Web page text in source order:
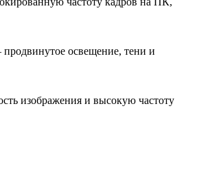
освещение, тени и
изображения и высокую частоту